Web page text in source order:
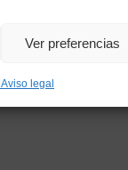
Ver preferencias
Aviso legal